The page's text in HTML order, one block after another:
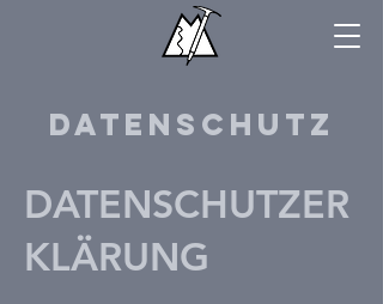
DATENSCHUTZ
DATENSCHUTZER
KLÄRUNG